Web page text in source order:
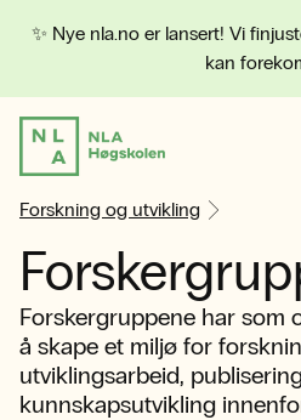
✨ Nye nla.no er lansert! Vi
kan
Forskning og utvikling
Forskergruppene har som
å skape et miljø for
utviklingsarbeid,
kunnskapsutvikling